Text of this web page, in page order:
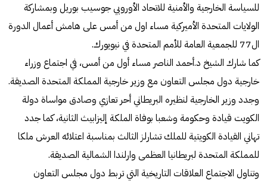
للسياسة الخارجية والأمنية للاتحاد الأوروبي جوسيب بوريل وبمشاركة
الولايات المتحدة الأميركية مساء اول من أمس على هامش أعمال الدورة
ال77 للجمعية العامة للأمم المتحدة في نيويورك.
كما شارك الشيخ د.أحمد الناصر مساء أول من أمس، في اجتماع وزراء
خارجية دول مجلس التعاون مع وزير خارجية المملكة المتحدة الصديقة.
وجدد وزير الخارجية لنظيره البريطاني أحر تعازي وصادق مواساة دولة
الكويت قيادة وحكومة وشعبا بوفاة الملكة إليزابيث الثانية، كما جدد
تهاني القيادة الكويتية للملك تشارلز الثالث بمناسبة اعتلائه العرش ملكا
للمملكة المتحدة لبريطانيا العظمى وارلندا الشمالية الصديقة.
وتناول الاجتماع العلاقات التاريخية التي تربط دول مجلس التعاون